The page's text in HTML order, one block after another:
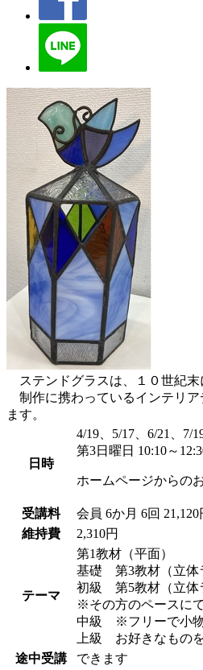
ステンドグラスは、１０世紀末
制作に携わっているインテリア
ます。
日時
4/19、5/17、6/21、7/
第3日曜日 10:10～
ホームページからの
受講料 会員 6か月 6回
維持費
2,310円
テーマ
第1教材（平面）
基礎 第3教材（立体
初級 第5教材（立体
※その方のペースに
中級 ※フリーで小物
上級 お好きなもの
途中受講
できます